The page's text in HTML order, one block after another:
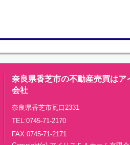
奈良県香芝市の不動産売買はア
会社
奈良県香芝市瓦口2331
TEL:0745-71-2170
FAX:0745-71-2171